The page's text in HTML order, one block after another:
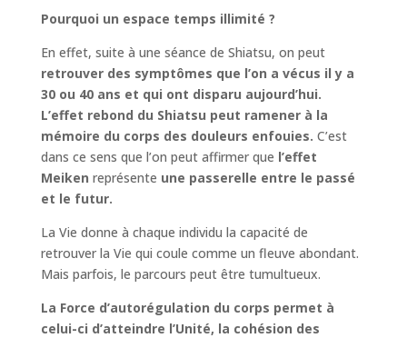
Pourquoi un espace temps illimité ?
En effet, suite à une séance de Shiatsu, on peut
retrouver des symptômes que l’on a vécus il y a
30 ou 40 ans et qui ont disparu aujourd’hui.
L’effet rebond du Shiatsu peut ramener à la
mémoire du corps des douleurs enfouies. C’est
dans ce sens que l’on peut affirmer que l’effet
Meiken représente une passerelle entre le passé
et le futur.
La Vie donne à chaque individu la capacité de
retrouver la Vie qui coule comme un fleuve abondant.
Mais parfois, le parcours peut être tumultueux.
La Force d’autorégulation du corps permet à
celui-ci d’atteindre l’Unité, la cohésion des